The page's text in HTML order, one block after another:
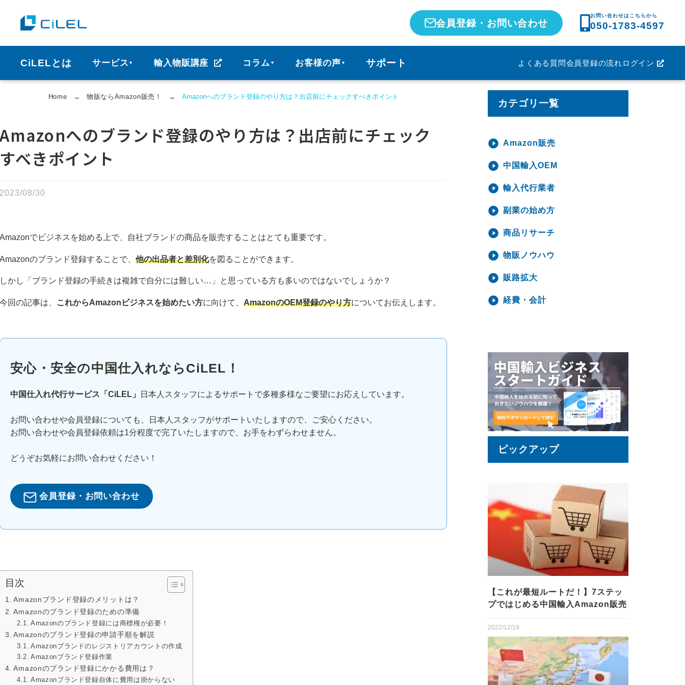
会員登録・お問い合わせ
お問い合わせはこちらから
050-1783-4597
CiLELとは サービス ▼ 輸入物販講座 コラム ▼ お客様の声 ▼ サポート よくある質問会員登録の流れログイン
Home →物販ならAmazon販売！ → Amazonへのブランド登録のやり方は？出店前にチェックすべきポイント
Amazonへのブランド登録のやり方は？出店前にチェック
すべきポイント
2023/08/30
Amazonでビジネスを始める上で、自社ブランドの商品を販売することはとても重要です。
Amazonのブランド登録することで、 他の出品者と差別化を図ることができます。
しかし「ブランド登録の手続きは複雑で自分には難しい…」と思っている方も多いのではないでしょうか？
今回の記事は、 これからAmazonビジネスを始めたい方に向けて、 AmazonのOEM登録のやり方についてお伝えします。
安心・安全の中国仕入れならCiLEL！
中国仕入れ代行サービス「CiLEL」 日本人スタッフによるサポートで多種多様なご要望にお応えしています。
お問い合わせや会員登録についても、日本人スタッフがサポートいたしますので、ご安心ください。
お問い合わせや会員登録依頼は1分程度で完了いたしますので、お手をわずらわせません。
どうぞお気軽にお問い合わせください！
会員登録・お問い合わせ
目次
Amazonブランド登録のメリットは？
Amazonのブランド登録のための準備
Amazonのブランド登録には商標権が必要！
Amazonのブランド登録の申請手順を解説
Amazonブランドのレジストリアカウントの作成
Amazonブランド登録作業
Amazonのブランド登録にかかる費用は？
Amazonブランド登録自体に費用は掛からない
カテゴリ一覧
Amazon販売
中国輸入OEM
輸入代行業者
副業の始め方
商品リサーチ
物販ノウハウ
販路拡大
経費・会計
ピックアップ
【これが最短ルートだ！】7ステッ
プではじめる中国輸入Amazon販売
2022/12/19